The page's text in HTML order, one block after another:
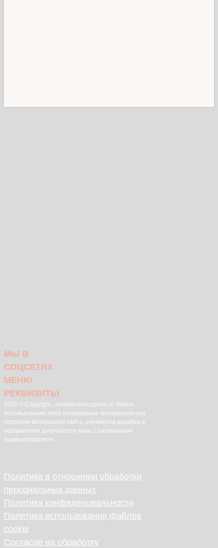
МЫ В
СОЦСЕТЯХ
МЕНЮ
РЕКВИЗИТЫ
2026 © Copyright - ministerstvouspeha.ru Любое
использование либо копирование материалов или
подборки материалов сайта, элементов дизайна и
оформления допускается лишь с разрешения
правообладателя.
Политика в отношении обработки
персональных данных
Политика конфиденциальности
Политика использования файлов
cookie
Согласие на обработку